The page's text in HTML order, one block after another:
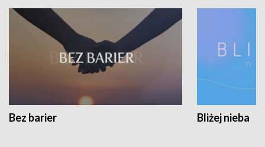
Bez barier Bliżej nieba